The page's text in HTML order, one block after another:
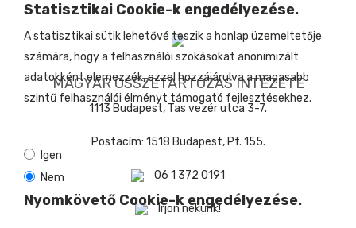
MAGYAR ÖSSZETARTOZÁS INTÉZETE
1113 Budapest, Tas vezér utca 3-7.
Postacím: 1518 Budapest, Pf. 155.
06 1 372 0191
Írjon nekünk!
Statisztikai Cookie-k engedélyezése.
A statisztikai sütik lehetővé teszik a honlap üzemeltetője
számára, hogy a felhasználói szokásokat anonimizált
adatokként elemezzék, ezzel hozzájárulva a magasabb
szintű felhasználói élményt támogató fejlesztésekhez.
Igen
Nem
Nyomkövető Cookie-k engedélyezése.